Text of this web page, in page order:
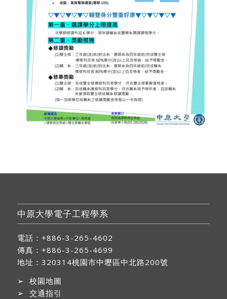
中原大學電子工程學系
電話：+886-3-265-4602
傳真：+886-3-265-4699
地址： 320314桃園市中壢區中北路200號
➢ 校園地圖
➢ 交通指引